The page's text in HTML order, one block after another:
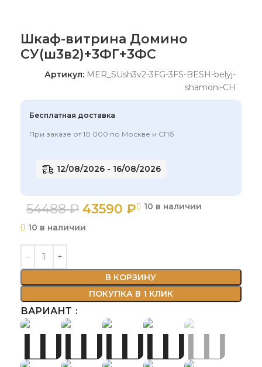
Шкаф-витрина Домино
СУ(ш3в2)+3ФГ+3ФС
Артикул: MER_SUsh3v2-3FG-3FS-BESH-belyj-
shamoni-CH
Бесплатная доставка
При заказе от 10 000 по Москве и СПб
12/08/2026 - 16/08/2026
54488₽ 43590 ₽
10 в наличии
10 в наличии
В КОРЗИНУ
ПОКУПКА В 1 КЛИК
ВАРИАНТ